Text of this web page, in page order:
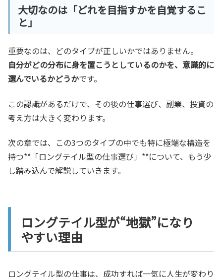
大切なのは「どれを目指すかを自覚するこ
と」
重要なのは、どのタイプが正しいかではありません。
自分がどの分布に身を置こうとしているのかを、意識的に
選んでいるかどうかです。
この認識があるだけで、その後の仕事選び、副業、投資の
考え方は大きく変わります。
次の章では、この3つのタイプの中でも特に極端な構造を
持つ**「ロングテイル型の仕事選び」**について、もう少
し踏み込んで解説していきます。
ロングテイル型が“地獄”になり
やすい理由
ロングテイル型の仕事は、成功すれば一気に人生が変わり